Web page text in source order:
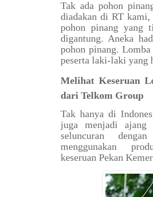
Tak ada pohon
diadakan di RT kami,
pohon pinang yang
digantung. Aneka
pohon pinang.
peserta laki-laki yang
Melihat Keseruan
dari Telkom Group
Tak hanya di
juga menjadi ajang
seluncuran
menggunakan
keseruan Pekan